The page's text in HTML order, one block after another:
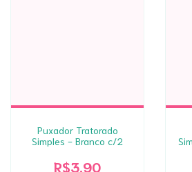
Puxador Tratorado
Simples - Branco c/2
R$3,90